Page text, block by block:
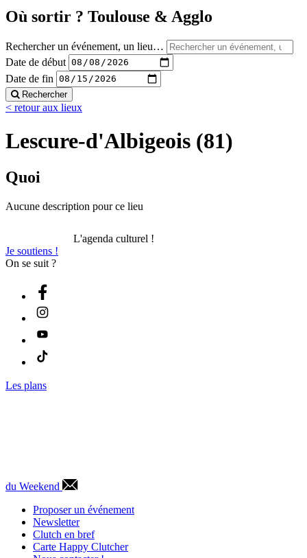
Où sortir ? Toulouse & Agglo
Rechercher un événement, un lieu…
Date de début
Date de fin
Rechercher
< retour aux lieux
Lescure-d'Albigeois (81)
Quoi
Aucune description pour ce lieu
L'agenda culturel !
Je soutiens !
On se suit ?
Les plans
du Weekend
Proposer un événement
Newsletter
Clutch en bref
Carte Happy Clutcher